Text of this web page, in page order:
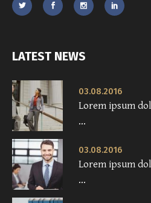
LATEST NEWS
03.08.2016
Lorem ipsum
...
03.08.2016
Lorem ipsum
...